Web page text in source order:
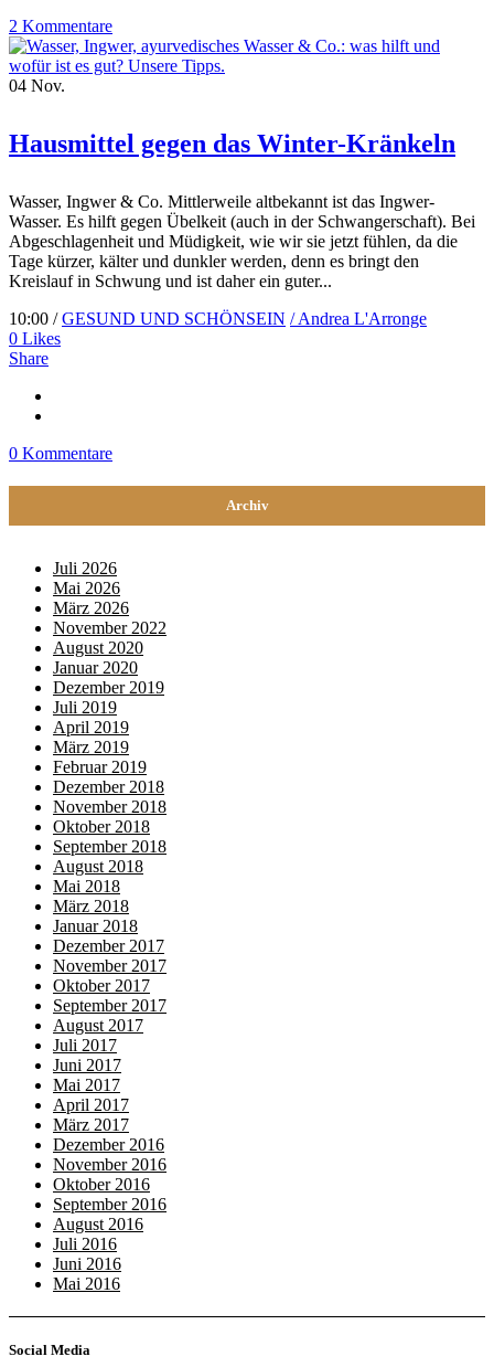
2 Kommentare
04 Nov.
Hausmittel gegen das Winter-Kränkeln
Wasser, Ingwer & Co. Mittlerweile altbekannt ist das Ingwer-
Wasser. Es hilft gegen Übelkeit (auch in der Schwangerschaft). Bei
Abgeschlagenheit und Müdigkeit, wie wir sie jetzt fühlen, da die
Tage kürzer, kälter und dunkler werden, denn es bringt den
Kreislauf in Schwung und ist daher ein guter...
10:00 /GESUND UND SCHÖNSEIN / Andrea L'Arronge
0 Likes
Share
0 Kommentare
Archiv
Juli 2026
Mai 2026
März 2026
November 2022
August 2020
Januar 2020
Dezember 2019
Juli 2019
April 2019
März 2019
Februar 2019
Dezember 2018
November 2018
Oktober 2018
September 2018
August 2018
Mai 2018
März 2018
Januar 2018
Dezember 2017
November 2017
Oktober 2017
September 2017
August 2017
Juli 2017
Juni 2017
Mai 2017
April 2017
März 2017
Dezember 2016
November 2016
Oktober 2016
September 2016
August 2016
Juli 2016
Juni 2016
Mai 2016
Social Media